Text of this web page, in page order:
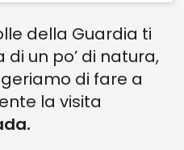
della Guardia ti
un po’ di natura,
di fare a
la visita